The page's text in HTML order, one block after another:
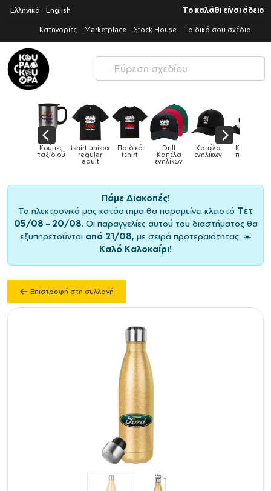
Ελληνικά English Το καλάθι είναι άδειο
Κατηγορίες Marketplace Stock House Το δικό σου σχέδιο
Drill
Καπέλα
Καπέλα
ενηλίκων
Καπέλα
παιδικά Κούπες Κούπες
ειδικές
Πάμε Διακοπές!
Το ηλεκτρονικό μας κατάστημα θα παραμείνει κλειστό Τετ
05/08 – 20/08. Οι παραγγελίες αυτού του διαστήματος θα
εξυπηρετούνται από 21/08, με σειρά προτεραιότητας. ☀️
Καλό Καλοκαίρι!
Επιστροφή στη συλλογή